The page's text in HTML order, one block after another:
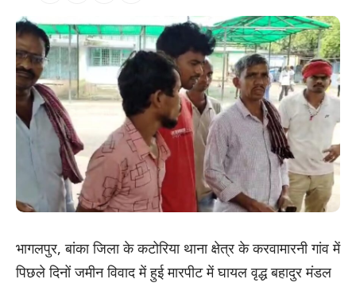
भागलपुर, बांका जिला के कटोरिया थाना क्षेत्र के कर‌वामारनी गांव में
पिछले दिनों जमीन विवाद में हुई मारपीट में घायल वृद्ध बहादुर मंडल